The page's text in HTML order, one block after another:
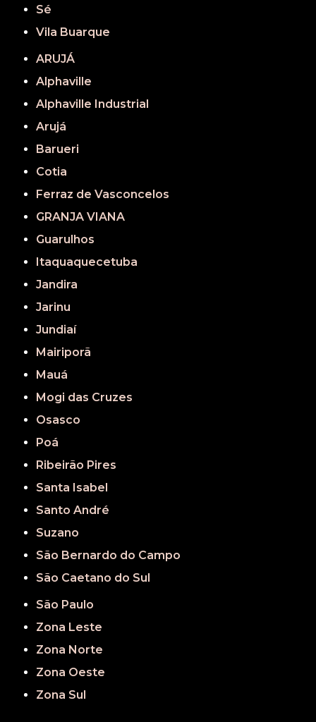
Sé
Vila Buarque
ARUJÁ
Alphaville
Alphaville Industrial
Arujá
Barueri
Cotia
Ferraz de Vasconcelos
GRANJA VIANA
Guarulhos
Itaquaquecetuba
Jandira
Jarinu
Jundiaí
Mairiporã
Mauá
Mogi das Cruzes
Osasco
Poá
Ribeirão Pires
Santa Isabel
Santo André
Suzano
São Bernardo do Campo
São Caetano do Sul
São Paulo
Zona Leste
Zona Norte
Zona Oeste
Zona Sul